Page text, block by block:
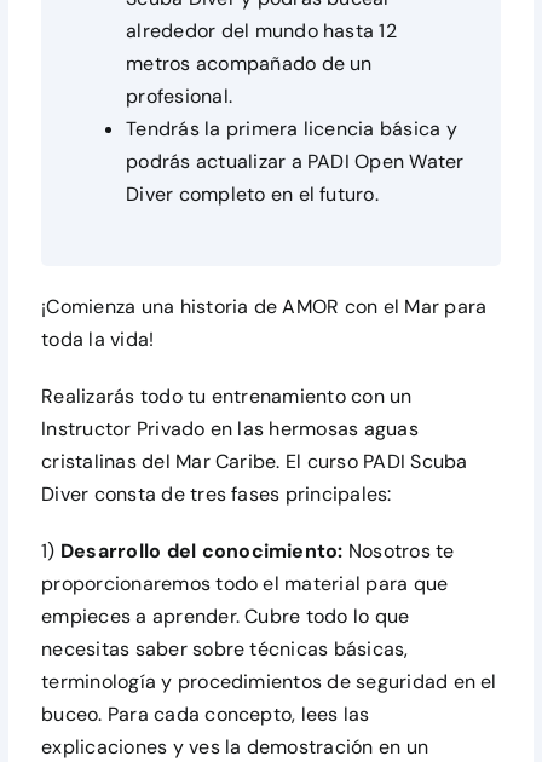
alrededor del mundo hasta 12
metros acompañado de un
profesional.
Tendrás la primera licencia básica y
podrás actualizar a PADI Open Water
Diver completo en el futuro.
¡Comienza una historia de AMOR con el Mar para
toda la vida!
Realizarás todo tu entrenamiento con un
Instructor Privado en las hermosas aguas
cristalinas del Mar Caribe. El curso PADI Scuba
Diver consta de tres fases principales:
1) Desarrollo del conocimiento: Nosotros te
proporcionaremos todo el material para que
empieces a aprender. Cubre todo lo que
necesitas saber sobre técnicas básicas,
terminología y procedimientos de seguridad en el
buceo. Para cada concepto, lees las
explicaciones y ves la demostración en un